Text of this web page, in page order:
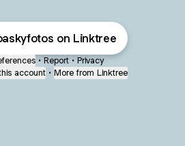
on Linktree
• Report • Privacy
account • More from Linktree